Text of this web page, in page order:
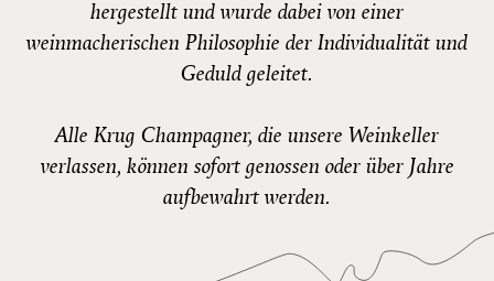
hergestellt und wurde dabei von einer
weinmacherischen Philosophie der Individualität und
Geduld geleitet.
Alle Krug Champagner, die unsere Weinkeller
verlassen, können sofort genossen oder über Jahre
aufbewahrt werden.